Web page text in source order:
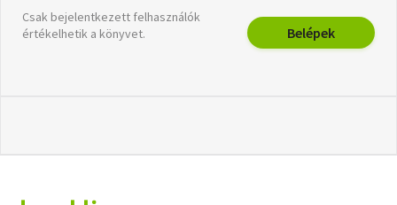
Csak bejelentkezett felhasználók
értékelhetik a könyvet.
Belépek